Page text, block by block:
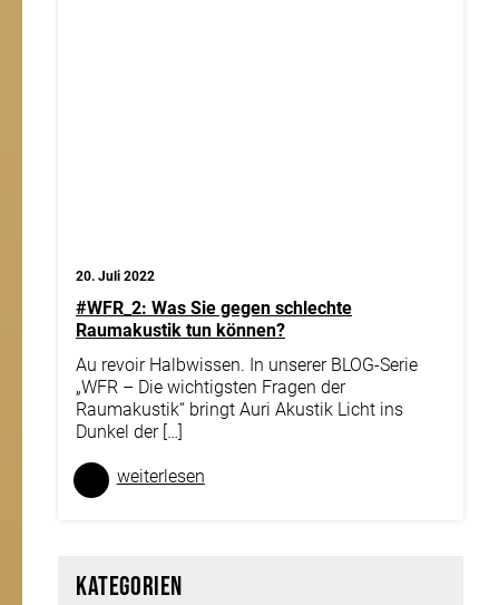
20. Juli 2022
#WFR_2: Was Sie gegen schlechte
Raumakustik tun können?
Au revoir Halbwissen. In unserer BLOG-Serie
„WFR – Die wichtigsten Fragen der
Raumakustik“ bringt Auri Akustik Licht ins
Dunkel der […]
weiter­lesen
Kategorien